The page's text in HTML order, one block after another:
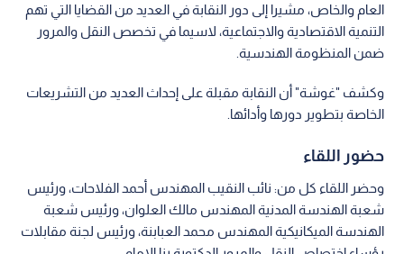
العام والخاص، مشيرا إلى دور النقابة في العديد من القضايا التي تهم
التنمية الاقتصادية والاجتماعية، لاسيما في تخصص النقل والمرور
ضمن المنظومة الهندسية.
وكشف "غوشة" أن النقابة مقبلة على إحداث العديد من التشريعات
الخاصة بتطوير دورها وأدائها.
حضور اللقاء
وحضر اللقاء كل من: نائب النقيب المهندس أحمد الفلاحات، ورئيس
شعبة الهندسة المدنية المهندس مالك العلوان، ورئيس شعبة
الهندسة الميكانيكية المهندس محمد العبابنة، ورئيس لجنة مقابلات